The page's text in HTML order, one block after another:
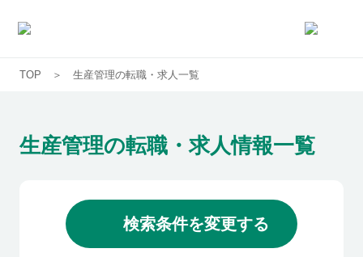
求人一覧
企業一覧
コラム
TOP 生産管理の転職・求人一覧
生産管理の転職・求人情報一覧
検索条件を変更する